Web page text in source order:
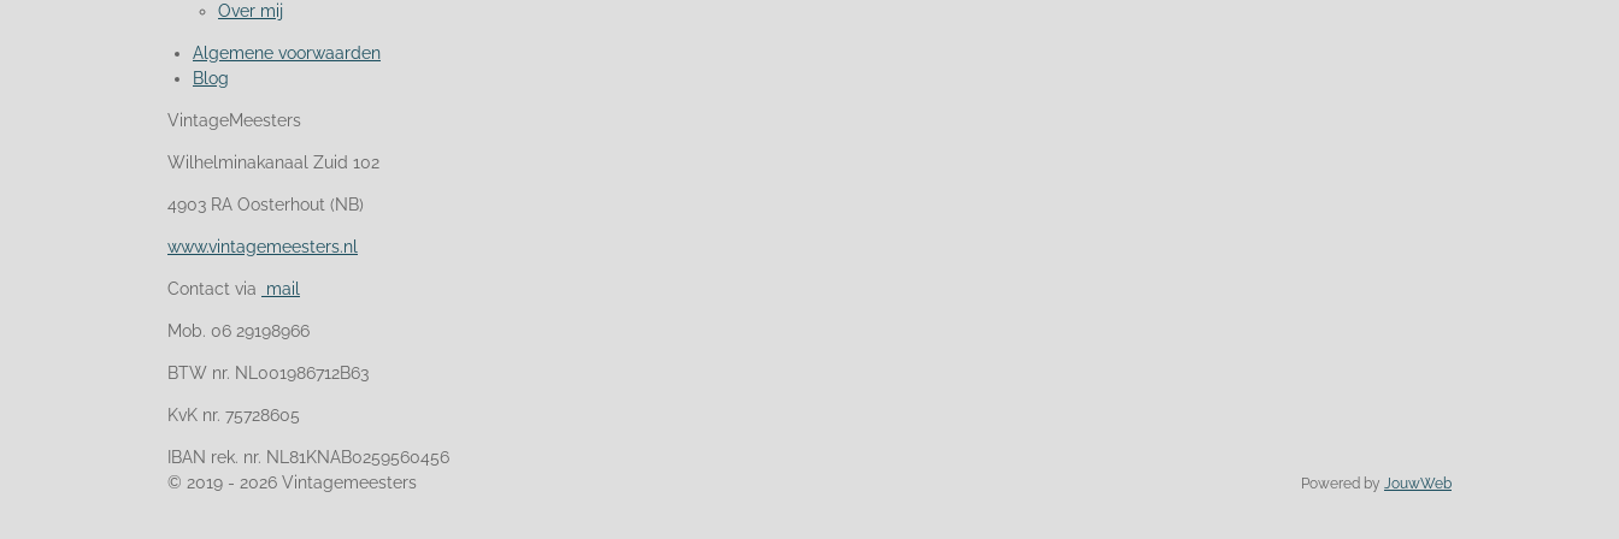
Over mij
Algemene voorwaarden
Blog
VintageMeesters
Wilhelminakanaal Zuid 102
4903 RA Oosterhout (NB)
www.vintagemeesters.nl
Contact via mail
Mob. 06 29198966
BTW nr. NL001986712B63
KvK nr. 75728605
IBAN rek. nr. NL81KNAB0259560456
© 2019 - 2026 Vintagemeesters
Powered by JouwWeb